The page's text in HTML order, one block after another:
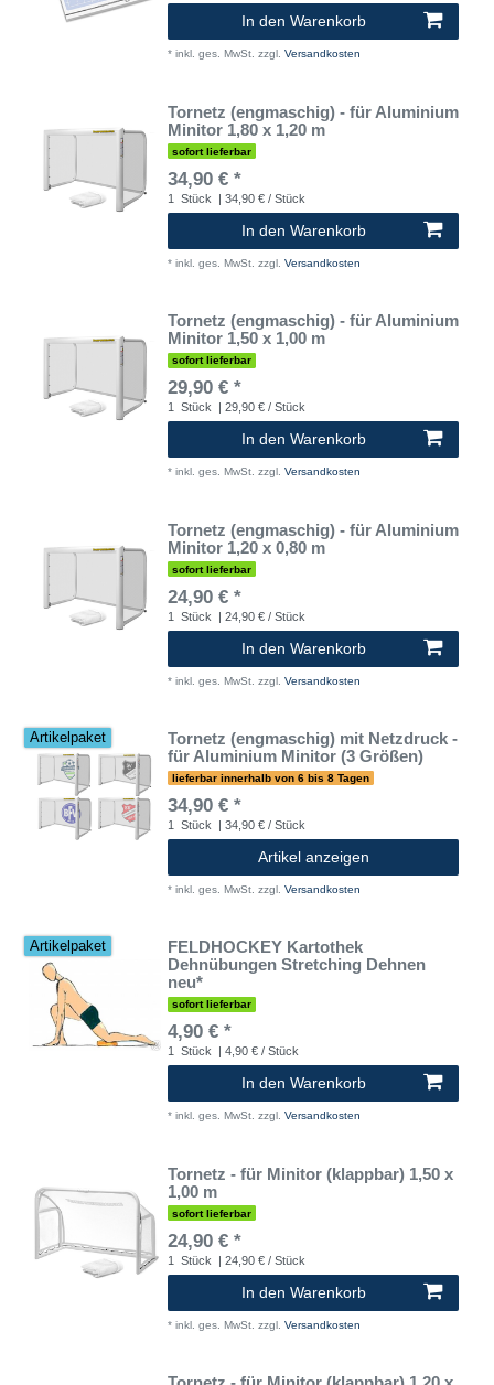
In den Warenkorb
* inkl. ges. MwSt. zzgl. Versandkosten
Tornetz (engmaschig) - für Aluminium
Minitor 1,80 x 1,20 m
sofort lieferbar
34,90 € *
1 Stück | 34,90 € / Stück
In den Warenkorb
* inkl. ges. MwSt. zzgl. Versandkosten
Tornetz (engmaschig) - für Aluminium
Minitor 1,50 x 1,00 m
sofort lieferbar
29,90 € *
1 Stück | 29,90 € / Stück
In den Warenkorb
* inkl. ges. MwSt. zzgl. Versandkosten
Tornetz (engmaschig) - für Aluminium
Minitor 1,20 x 0,80 m
sofort lieferbar
24,90 € *
1 Stück | 24,90 € / Stück
In den Warenkorb
* inkl. ges. MwSt. zzgl. Versandkosten
Artikelpaket
Tornetz (engmaschig) mit Netzdruck -
für Aluminium Minitor (3 Größen)
lieferbar innerhalb von 6 bis 8 Tagen
34,90 € *
1 Stück | 34,90 € / Stück
Artikel anzeigen
* inkl. ges. MwSt. zzgl. Versandkosten
Artikelpaket
FELDHOCKEY Kartothek
Dehnübungen Stretching Dehnen
neu*
sofort lieferbar
4,90 € *
1 Stück | 4,90 € / Stück
In den Warenkorb
* inkl. ges. MwSt. zzgl. Versandkosten
Tornetz - für Minitor (klappbar) 1,50 x
1,00 m
sofort lieferbar
24,90 € *
1 Stück | 24,90 € / Stück
In den Warenkorb
* inkl. ges. MwSt. zzgl. Versandkosten